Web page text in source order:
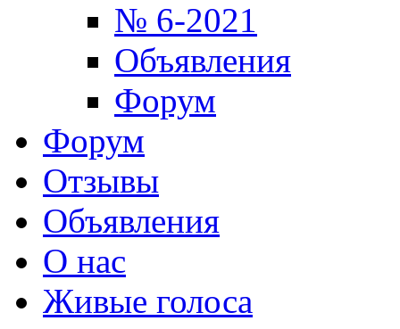
№ 6-2021
Объявления
Форум
Форум
Отзывы
Объявления
О нас
Живые голоса